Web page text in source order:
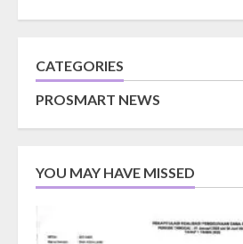
CATEGORIES
PROSMART NEWS
YOU MAY HAVE MISSED